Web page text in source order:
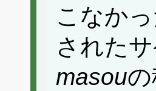
こなか
された
masou